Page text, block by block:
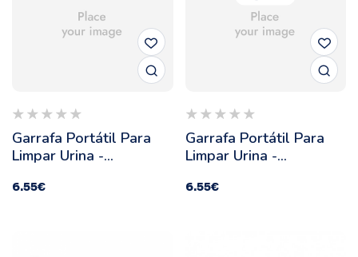
Garrafa Portátil Para
Limpar Urina -
Amarelo
6.55€
Garrafa Portátil Para
Limpar Urina -
6.55€